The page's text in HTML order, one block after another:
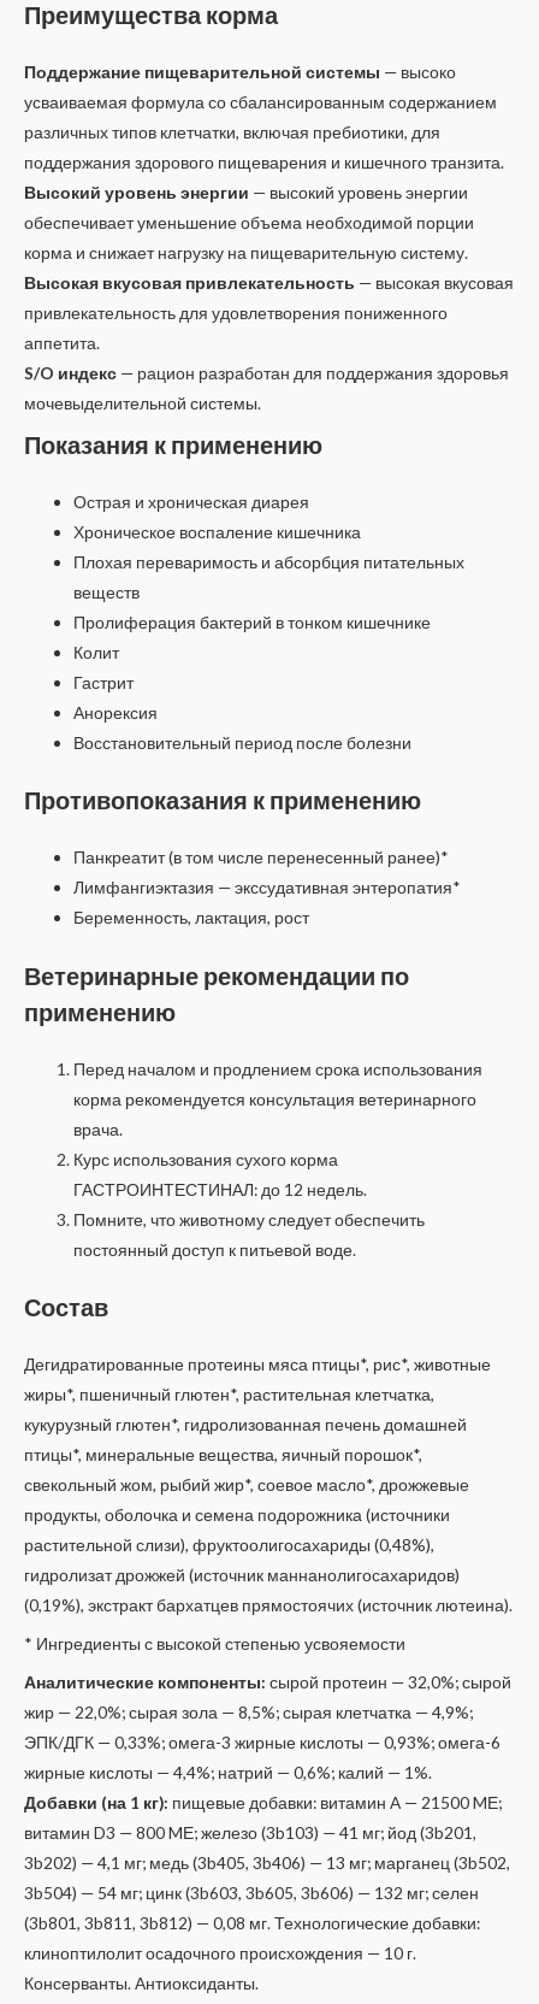
Преимущества корма
Поддержание пищеварительной системы — высоко
усваиваемая формула со сбалансированным содержанием
различных типов клетчатки, включая пребиотики, для
поддержания здорового пищеварения и кишечного транзита.
Высокий уровень энергии — высокий уровень энергии
обеспечивает уменьшение объема необходимой порции
корма и снижает нагрузку на пищеварительную систему.
Высокая вкусовая привлекательность — высокая вкусовая
привлекательность для удовлетворения пониженного
аппетита.
S/O индекс — рацион разработан для поддержания здоровья
мочевыделительной системы.
Показания к применению
Острая и хроническая диарея
Хроническое воспаление кишечника
Плохая переваримость и абсорбция питательных
веществ
Пролиферация бактерий в тонком кишечнике
Колит
Гастрит
Анорексия
Восстановительный период после болезни
Противопоказания к применению
Панкреатит (в том числе перенесенный ранее)*
Лимфангиэктазия — экссудативная энтеропатия*
Беременность, лактация, рост
Ветеринарные рекомендации по
применению
Перед началом и продлением срока использования
корма рекомендуется консультация ветеринарного
врача.
Курс использования сухого корма
ГАСТРОИНТЕСТИНАЛ: до 12 недель.
Помните, что животному следует обеспечить
постоянный доступ к питьевой воде.
Состав
Дегидратированные протеины мяса птицы*, рис*, животные
жиры*, пшеничный глютен*, растительная клетчатка,
кукурузный глютен*, гидролизованная печень домашней
птицы*, минеральные вещества, яичный порошок*,
свекольный жом, рыбий жир*, соевое масло*, дрожжевые
продукты, оболочка и семена подорожника (источники
растительной слизи), фруктоолигосахариды (0,48%),
гидролизат дрожжей (источник маннанолигосахаридов)
(0,19%), экстракт бархатцев прямостоячих (источник лютеина).
* Ингредиенты с высокой степенью усвояемости
Аналитические компоненты: сырой протеин — 32,0%; сырой
жир — 22,0%; сырая зола — 8,5%; сырая клетчатка — 4,9%;
ЭПК/ДГК — 0,33%; омега-3 жирные кислоты — 0,93%; омега-6
жирные кислоты — 4,4%; натрий — 0,6%; калий — 1%.
Добавки (на 1 кг): пищевые добавки: витамин A — 21500 MЕ;
витамин D3 — 800 MЕ; железо (3b103) — 41 мг; йод (3b201,
3b202) — 4,1 мг; медь (3b405, 3b406) — 13 мг; марганец (3b502,
3b504) — 54 мг; цинк (3b603, 3b605, 3b606) — 132 мг; селен
(3b801, 3b811, 3b812) — 0,08 мг. Технологические добавки:
клиноптилолит осадочного происхождения — 10 г.
Консерванты. Aнтиоксиданты.